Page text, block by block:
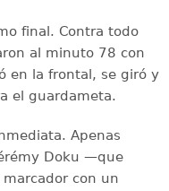
final. Contra todo
al minuto 78 con
en la frontal, se giró y
el guardameta.
Apenas
Doku —que
con un